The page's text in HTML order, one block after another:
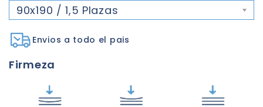
90x190 / 1,5 Plazas
Envios a todo el pais
Firmeza